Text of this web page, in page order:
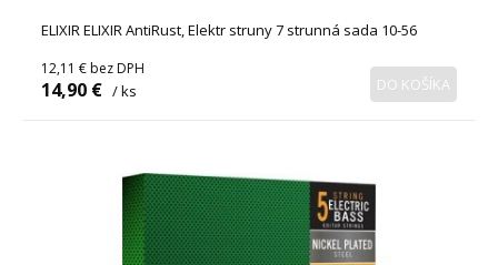
ELIXIR ELIXIR AntiRust, Elektr struny 7 strunná sada 10-56
12,11 € bez DPH
14,90 € / ks DO KOŠÍKA